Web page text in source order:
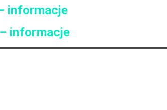
informacje
informacje